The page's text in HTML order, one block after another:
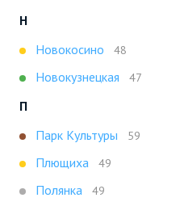
Н
Новокосино
48
Новокузнецкая 47
П
Парк Культуры
59
Плющиха 49
Полянка 49